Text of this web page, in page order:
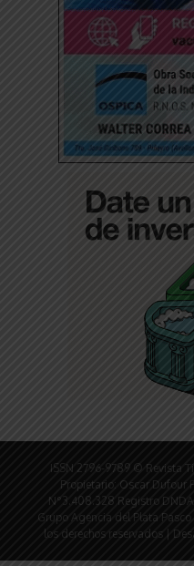
ISSN 2796-9789 © Revista
Propietario: Oscar Dufour
N°3.408.328 Registro
Grupo Agencia del Plata
los derechos reservados |